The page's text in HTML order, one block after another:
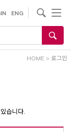
ENG
HOME > 로그인
습니다.